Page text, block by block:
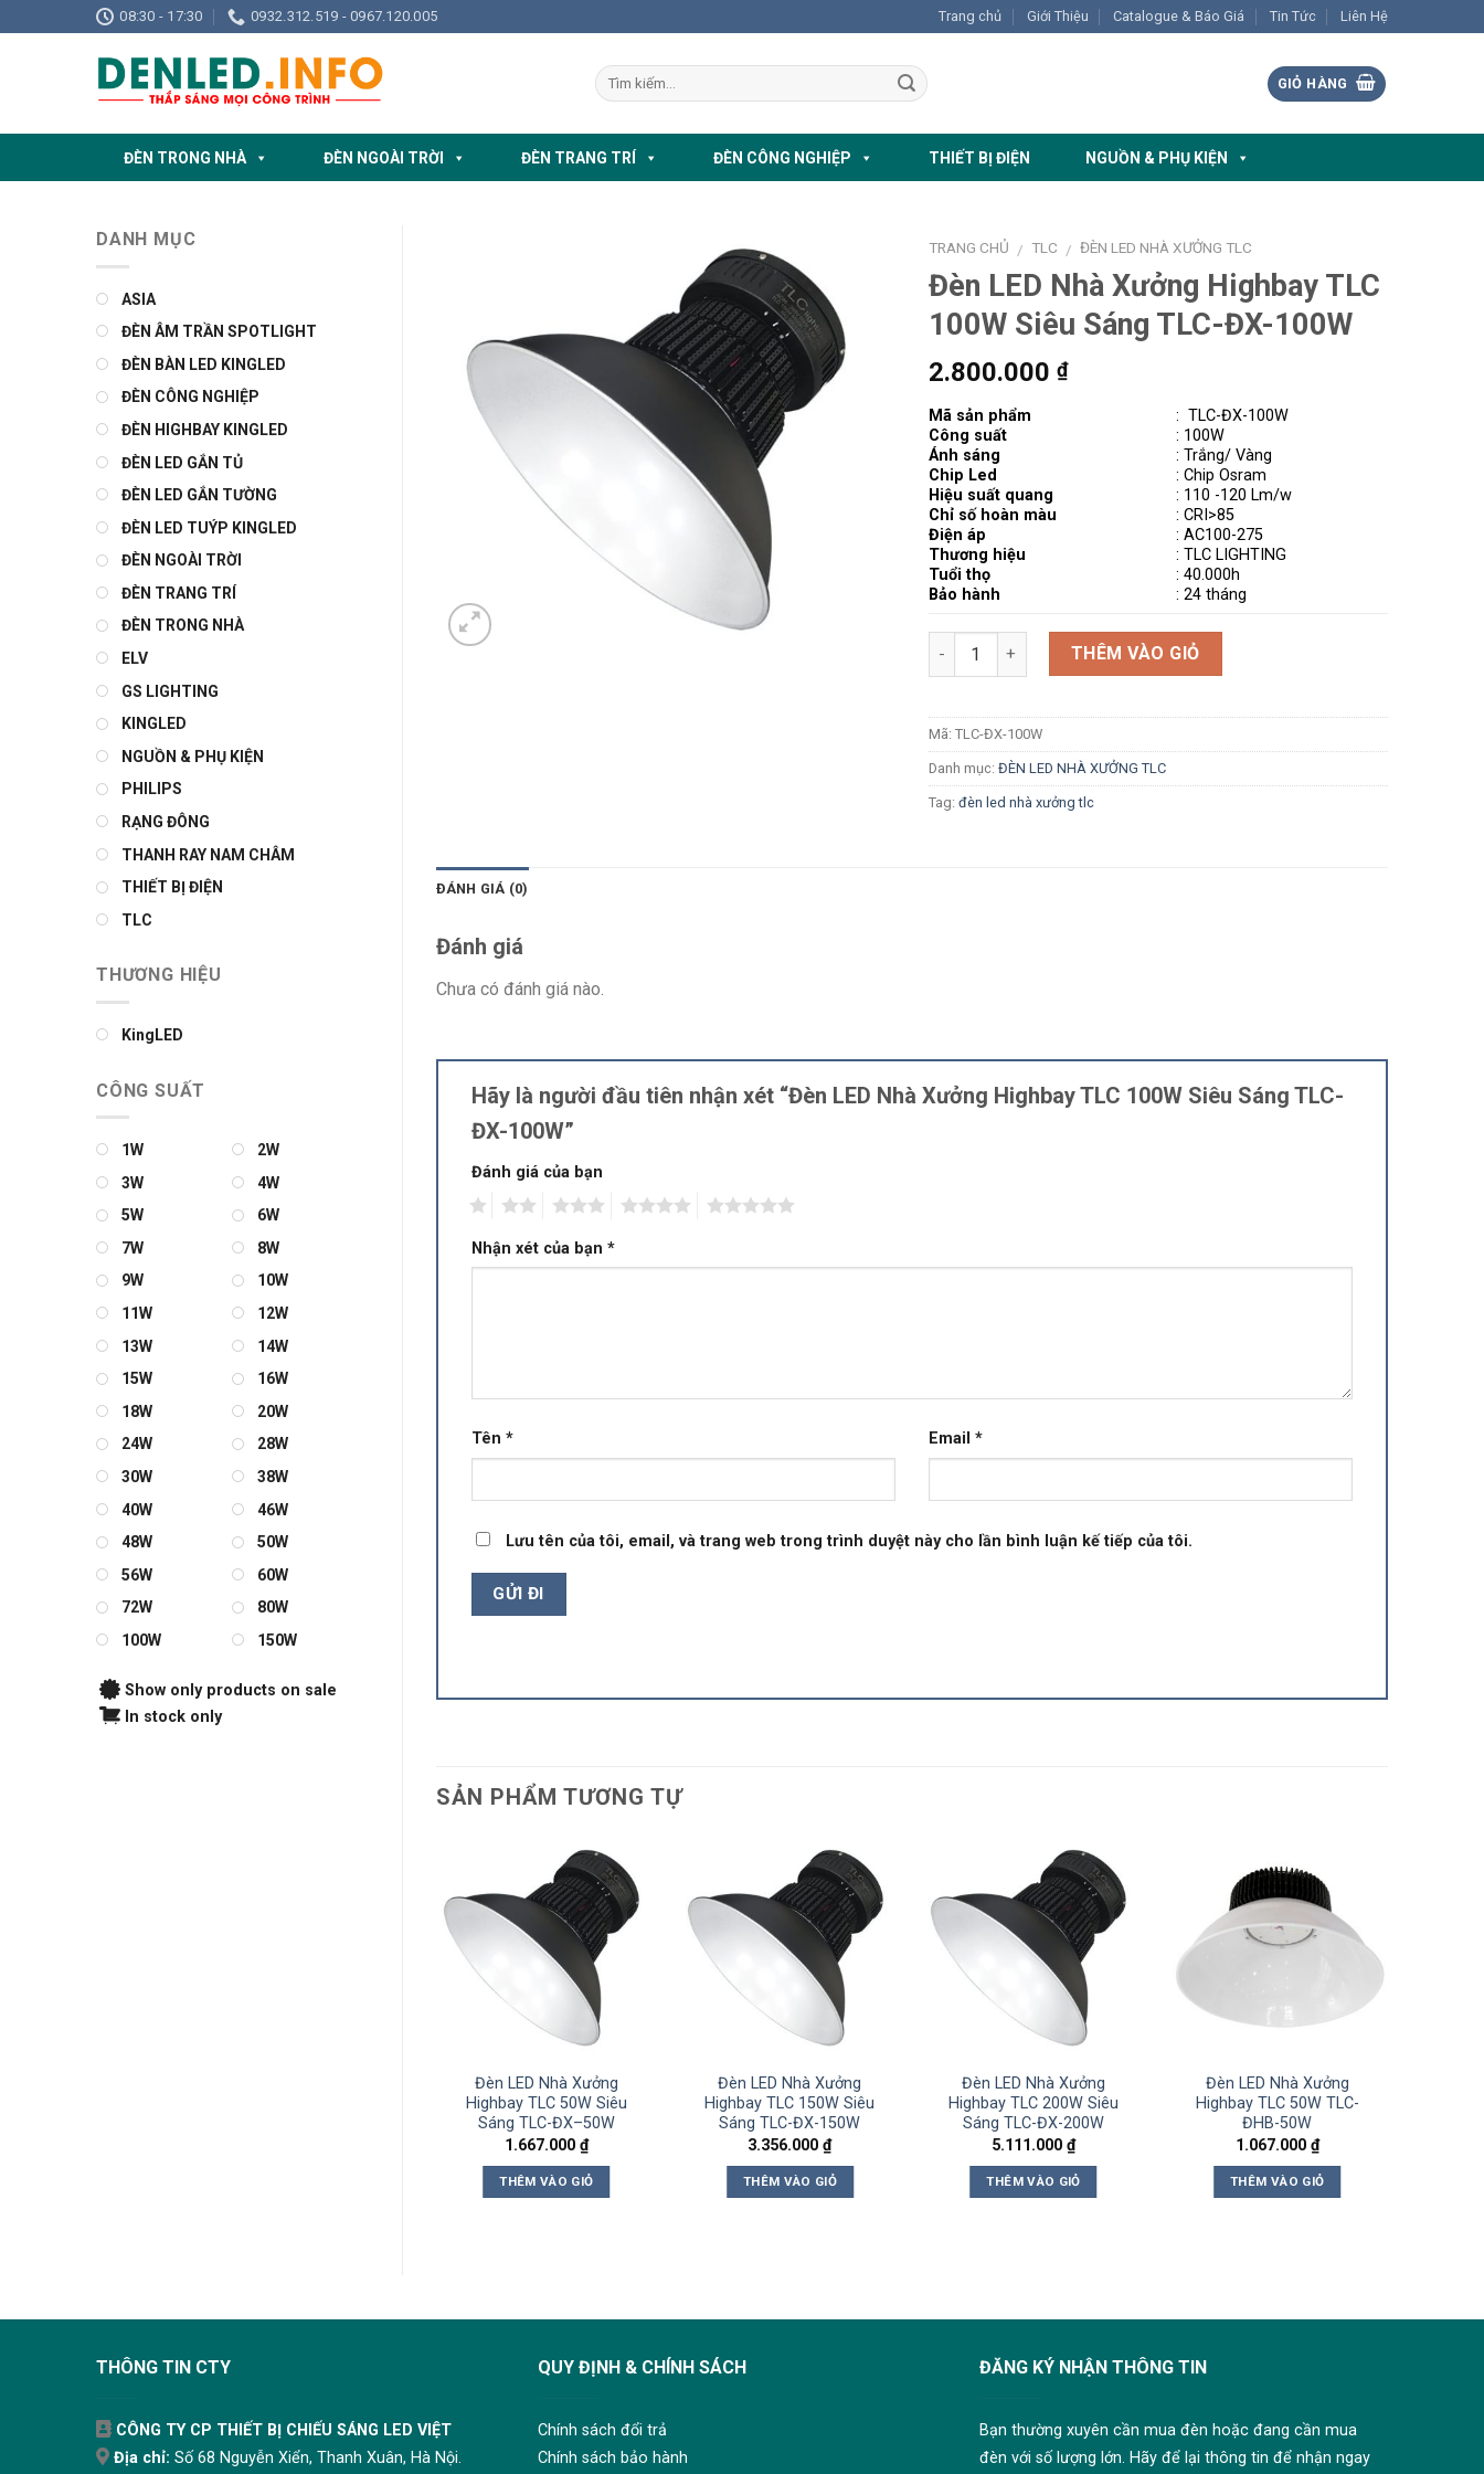
to
08:30 - 17:30 0932.312.519 - 0967.120.005 Trang chủ Giới Thiệu Catalogue & Báo Giá Tin Tức Liên Hệ
GIỎ HÀNG
ĐÈN TRONG NHÀ ĐÈN NGOÀI TRỜI ĐÈN TRANG TRÍ ĐÈN CÔNG NGHIỆP THIẾT BỊ ĐIỆN NGUỒN & PHỤ KIỆN
TRANG CHỦ / TLC / ĐÈN LED NHÀ XƯỞNG TLC
Đèn LED Nhà Xưởng Highbay TLC
100W Siêu Sáng TLC-ĐX-100W
2.800.000 ₫
Mã sản phẩm
Công suất
Ánh sáng
Chip Led
Hiệu suất quang
Chỉ số hoàn màu
Điện áp
Thương hiệu
Tuổi thọ
Bảo hành
: TLC-ĐX-100W
: 100W
: Trắng/ Vàng
: Chip Osram
: 110 -120 Lm/w
: CRI>85
: AC100-275
: TLC LIGHTING
: 40.000h
: 24 tháng
Số lượng THÊM VÀO GIỎ
Mã: TLC-ĐX-100W
Danh mục: ĐÈN LED NHÀ XƯỞNG TLC
Tag: đèn led nhà xưởng tlc
ĐÁNH GIÁ (0)
Đánh giá
Chưa có đánh giá nào.
Hãy là người đầu tiên nhận xét “Đèn LED Nhà Xưởng Highbay TLC 100W Siêu Sáng TLC-
ĐX-100W”
Đánh giá của bạn
Nhận xét của bạn *
Tên * Email *
Lưu tên của tôi, email, và trang web trong trình duyệt này cho lần bình luận kế tiếp của tôi.
SẢN PHẨM TƯƠNG TỰ
Đèn LED Nhà Xưởng
Highbay TLC 50W Siêu
Sáng TLC-ĐX–50W
1.667.000 ₫
THÊM VÀO GIỎ
Đèn LED Nhà Xưởng
Highbay TLC 150W Siêu
Sáng TLC-ĐX-150W
3.356.000₫
THÊM VÀO GIỎ
Đèn LED Nhà Xưởng
Highbay TLC 200W Siêu
Sáng TLC-ĐX-200W
5.111.000₫
THÊM VÀO GIỎ
Đèn LED Nhà Xưởng
Highbay TLC 50W TLC-
ĐHB-50W
1.067.000 ₫
THÊM VÀO GIỎ
DANH MỤC
ASIA
ĐÈN ÂM TRẦN SPOTLIGHT
ĐÈN BÀN LED KINGLED
ĐÈN CÔNG NGHIỆP
ĐÈN HIGHBAY KINGLED
ĐÈN LED GẮN TỦ
ĐÈN LED GẮN TƯỜNG
ĐÈN LED TUÝP KINGLED
ĐÈN NGOÀI TRỜI
ĐÈN TRANG TRÍ
ĐÈN TRONG NHÀ
ELV
GS LIGHTING
KINGLED
NGUỒN & PHỤ KIỆN
PHILIPS
RẠNG ĐÔNG
THANH RAY NAM CHÂM
THIẾT BỊ ĐIỆN
TLC
THƯƠNG HIỆU
KingLED
CÔNG SUẤT
1W
2W
3W
4W
5W
6W
7W
8W
9W
10W
11W
12W
13W
14W
15W
16W
18W
20W
24W
28W
30W
38W
40W
46W
48W
50W
56W
60W
72W
80W
100W
150W
Show only products on sale
In stock only
THÔNG TIN CTY
CÔNG TY CP THIẾT BỊ CHIẾU SÁNG LED VIỆT
Địa chỉ: Số 68 Nguyễn Xiển, Thanh Xuân, Hà Nội.
QUY ĐỊNH & CHÍNH SÁCH
Chính sách đổi trả
Chính sách bảo hành
ĐĂNG KÝ NHẬN THÔNG TIN
Bạn thường xuyên cần mua đèn hoặc đang cần mua
đèn với số lượng lớn. Hãy để lại thông tin để nhận ngay